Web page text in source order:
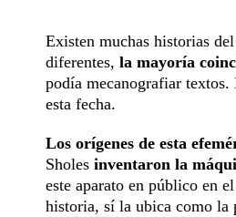
Existen muchas historias
diferentes, la mayoría
podía mecanografiar textos.
esta fecha.
Los orígenes de esta
Sholes inventaron la
este aparato en público en
historia, sí la ubica como la